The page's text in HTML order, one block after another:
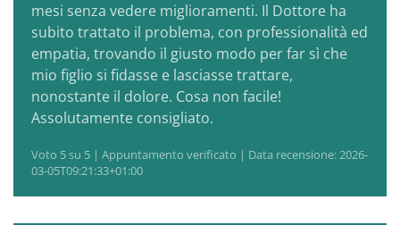
mesi senza vedere miglioramenti. Il Dottore ha
subito trattato il problema, con professionalità ed
empatia, trovando il giusto modo per far sì che
mio figlio si fidasse e lasciasse trattare,
nonostante il dolore. Cosa non facile!
Assolutamente consigliato.
Voto 5 su 5 | Appuntamento verificato | Data recensione: 2026-
03-05T09:21:33+01:00